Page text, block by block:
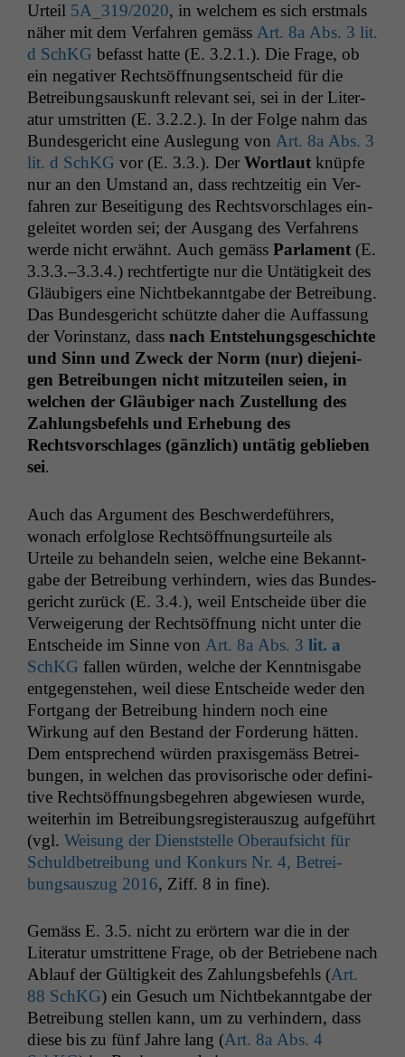
Urteil 5A_319/2020, in welchem es sich erst­mals
näher mit dem Ver­fahren gemäss Art. 8a Abs. 3 lit.
d SchKG befasst hat­te (E. 3.2.1.). Die Frage, ob
ein neg­a­tiv­er Recht­söff­nungsentscheid für die
Betrei­bungsauskun­ft rel­e­vant sei, sei in der Lit­er­
atur umstrit­ten (E. 3.2.2.). In der Folge nahm das
Bun­des­gericht eine Ausle­gung von Art. 8a Abs. 3
lit. d SchKG vor (E. 3.3.). Der Wort­laut knüpfe
nur an den Umstand an, dass rechtzeit­ig ein Ver­
fahren zur Besei­t­i­gung des Rechtsvorschlages ein­
geleit­et wor­den sei; der Aus­gang des Ver­fahrens
werde nicht erwäh­nt. Auch gemäss Par­la­ment (E.
3.3.3.–3.3.4.) recht­fer­tigte nur die Untätigkeit des
Gläu­bigers eine Nicht­bekan­nt­gabe der Betrei­bung.
Das Bun­des­gericht schützte daher die Auf­fas­sung
der Vorin­stanz, dass nach Entste­hungs­geschichte
und Sinn und Zweck der Norm (nur) diejeni­
gen Betrei­bun­gen nicht mitzuteilen seien, in
welchen der Gläu­biger nach Zustel­lung des
Zahlungs­be­fehls und Erhe­bung des
Rechtsvorschlages (gän­zlich) untätig geblieben
sei.
Auch das Argu­ment des Beschw­erde­führers,
wonach erfol­glose Recht­söff­nung­surteile als
Urteile zu behan­deln seien, welche eine Bekan­nt­
gabe der Betrei­bung ver­hin­dern, wies das Bun­des­
gericht zurück (E. 3.4.), weil Entschei­de über die
Ver­weigerung der Recht­söff­nung nicht unter die
Entschei­de im Sinne von Art. 8a Abs. 3 lit. a
SchKG fall­en wür­den, welche der Ken­nt­nis­gabe
ent­ge­gen­ste­hen, weil diese Entschei­de wed­er den
Fort­gang der Betrei­bung hin­dern noch eine
Wirkung auf den Bestand der Forderung hät­ten.
Dem entsprechend wür­den prax­is­gemäss Betrei­
bun­gen, in welchen das pro­vi­sorische oder defin­i­
tive Recht­söff­nungs­begehren abgewiesen wurde,
weit­er­hin im Betrei­bungsreg­is­ter­auszug aufge­führt
(vgl. Weisung der Dien­st­stelle Ober­auf­sicht für
Schuld­be­trei­bung und Konkurs Nr. 4, Betrei­
bungsauszug 2016, Ziff. 8 in fine).
Gemäss E. 3.5. nicht zu erörtern war die in der
Lit­er­atur umstrit­tene Frage, ob der Betriebene nach
Ablauf der Gültigkeit des Zahlungs­be­fehls (Art.
88 SchKG) ein Gesuch um Nicht­bekan­nt­gabe der
Betrei­bung stellen kann, um zu ver­hin­dern, dass
diese bis zu fünf Jahre lang (Art. 8a Abs. 4